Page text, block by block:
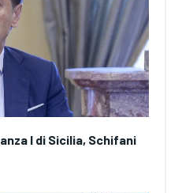
I di Sicilia, Schifani